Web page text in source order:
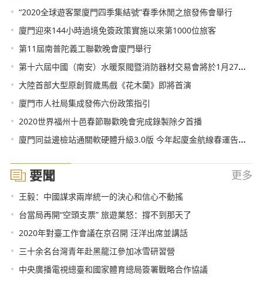
• “2020全球遊客聚廈門四季集結號”春季休閒之旅發佈會舉行
• 廈門迎來144小時過境免簽政策實施以來第1000位旅客
• 第11屆南普陀義工聯歡晚會廈門舉行
• 第十六屆中國（南安）水暖泵閥暨消防器材交易會將於1月27日-29日舉行
• 大陸首部大型原創賀歲馬戲《花木蘭》即將首演
• 廈門市人社局集成發佈六份政策指引
• 2020世界福州十邑春節聯歡晚會完成錄製除夕首播
• 廈門同益邊檢站通關軟硬體升級3.0版 今年起廈金航線春運告別“擁堵模式”
要聞 更多
• 王毅：中國謀求兩岸統一的決心和信心不動搖
• 台當局再開“空頭支票” 旅遊業怒：撐不到那天了
• 2020年對臺工作會議在京召開 汪洋出席並講話
• 三十余名台灣青年赴黑龍江參加冰雪研習營
• 中央廣播電視總臺和國家體育總局簽署戰略合作協議